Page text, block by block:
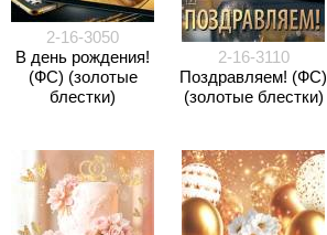
2-16-3050
В день рождения!
(ФС) (золотые
блестки)
2-16-3110
Поздравляем! (ФС)
(золотые блестки)